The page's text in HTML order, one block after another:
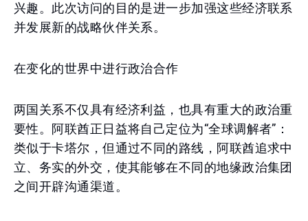
兴趣。此次访问的目的是进一步加强这些经济联系
并发展新的战略伙伴关系。
在变化的世界中进行政治合作
两国关系不仅具有经济利益，也具有重大的政治重
要性。阿联酋正日益将自己定位为“全球调解者”：
类似于卡塔尔，但通过不同的路线，阿联酋追求中
立、务实的外交，使其能够在不同的地缘政治集团
之间开辟沟通渠道。